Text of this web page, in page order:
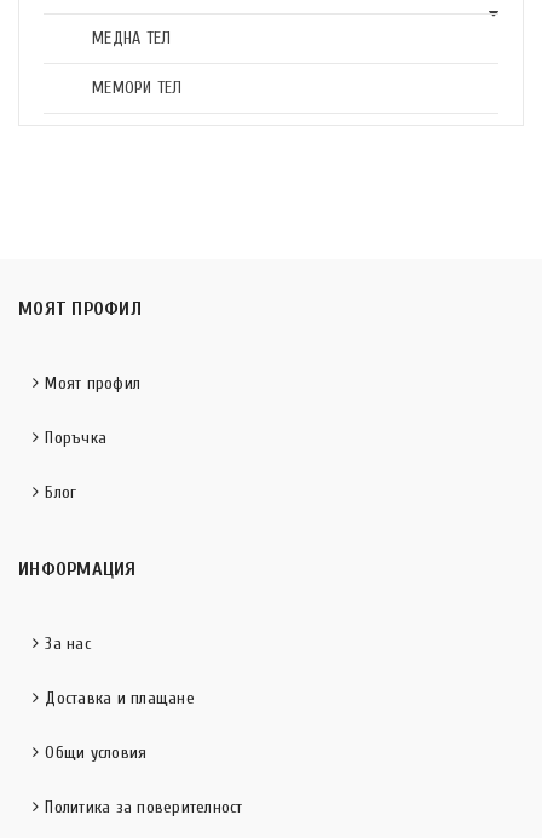
МЕДНА ТЕЛ
МЕМОРИ ТЕЛ
МОЯТ ПРОФИЛ
Моят профил
Поръчка
Блог
ИНФОРМАЦИЯ
За нас
Доставка и плащане
Общи условия
Политика за поверителност